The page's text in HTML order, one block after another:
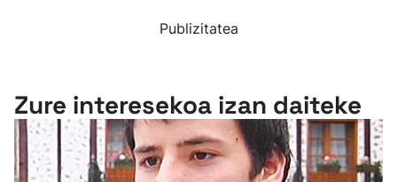
Publizitatea
Zure interesekoa izan daiteke